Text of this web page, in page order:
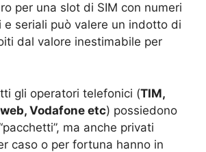
per una slot di SIM con numeri
e seriali può valere un indotto di
dal valore inestimabile per
gli operatori telefonici (TIM,
Vodafone etc) possiedono
ma anche privati
caso o per fortuna hanno in